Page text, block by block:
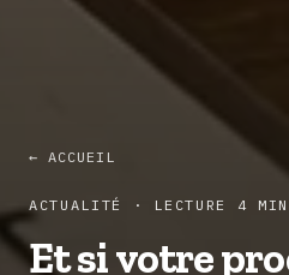
← ACCUEIL
ACTUALITÉ · LECTURE 4 MIN
Et si votre